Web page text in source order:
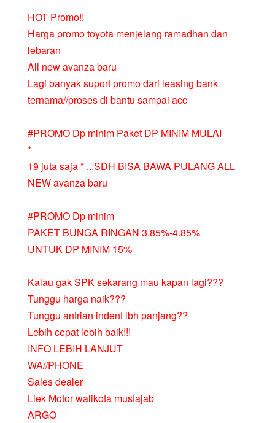
HOT Promo!!
Harga promo toyota menjelang ramadhan dan
lebaran
All new avanza baru
Lagi banyak suport promo dari leasing bank
ternama//proses di bantu sampai acc
#PROMO Dp minim Paket DP MINIM MULAI
*
19 juta saja * ...SDH BISA BAWA PULANG ALL
NEW avanza baru
#PROMO Dp minim
PAKET BUNGA RINGAN 3.85%-4.85%
UNTUK DP MINIM 15%
Kalau gak SPK sekarang mau kapan lagi???
Tunggu harga naik???
Tunggu antrian indent lbh panjang??
Lebih cepat lebih baik!!!
INFO LEBIH LANJUT
WA//PHONE
Sales dealer
Liek Motor walikota mustajab
ARGO